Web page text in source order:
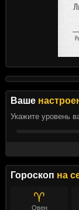
Ваше
Укажите уровень
Гороскоп на
♈
Овен